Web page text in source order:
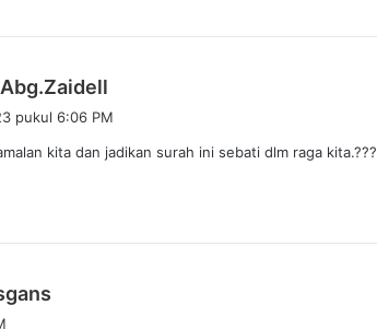
k
pukul 6:06 PM
kita dan jadikan surah ini sebati dlm raga kita.???